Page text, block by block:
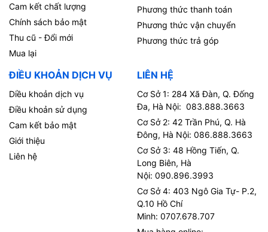
Cam kết chất lượng
Chính sách bảo mật
Thu cũ - Đổi mới
Mua lại
Phương thức thanh toán
Phương thức vận chuyển
Phương thức trả góp
ĐIỀU KHOẢN DỊCH VỤ
Diều khoản dịch vụ
Điều khoản sử dụng
Cam kết bảo mật
Giới thiệu
Liên hệ
LIÊN HỆ
Cơ Sở 1: 284 Xã Đàn, Q. Đống
Đa, Hà Nội: 083.888.3663
Cơ Sở 2: 42 Trần Phú, Q. Hà
Đông, Hà Nội: 086.888.3663
Cơ Sở 3: 48 Hồng Tiến, Q.
Long Biên, Hà
Nội: 090.896.3993
Cơ Sở 4: 403 Ngô Gia Tự- P.2,
Q.10 Hồ Chí
Minh: 0707.678.707